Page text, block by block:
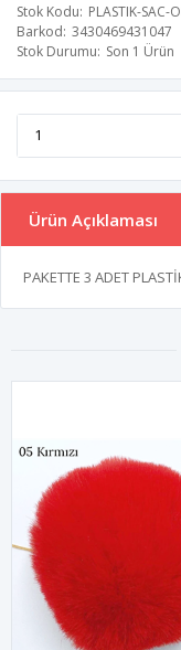
Stok Kodu PLASTIK-SAC-
Barkod 3430469431047
Stok Durumu Son 1 Ürün
Ürün Açıklaması
PAKETTE 3 ADET